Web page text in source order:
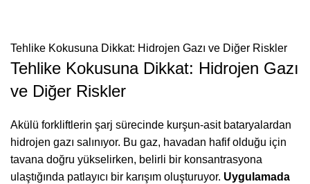
Tehlike Kokusuna Dikkat: Hidrojen Gazı ve Diğer Riskler
Tehlike Kokusuna Dikkat: Hidrojen Gazı
ve Diğer Riskler
Akülü forkliftlerin şarj sürecinde kurşun-asit bataryalardan
hidrojen gazı salınıyor. Bu gaz, havadan hafif olduğu için
tavana doğru yükselirken, belirli bir konsantrasyona
ulaştığında patlayıcı bir karışım oluşturuyor. Uygulamada